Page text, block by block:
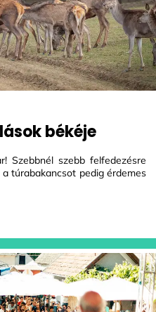
békéje
Szebbnél szebb felfedezésre
túrabakancsot pedig érdemes